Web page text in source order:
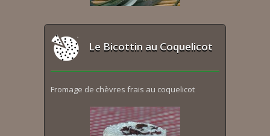
Le Bicottin au Coquelicot
Fromage de chèvres frais au coquelicot